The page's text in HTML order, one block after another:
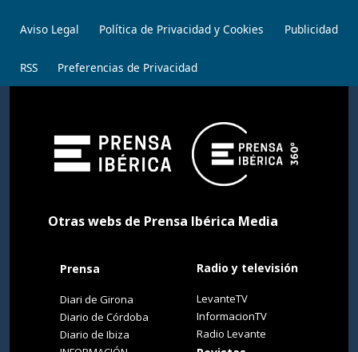
Aviso Legal Política de Privacidad y Cookies Publicidad
RSS Preferencias de Privacidad
Otras webs de Prensa Ibérica Media
Prensa
Diari de Girona
Diario de Córdoba
Diario de Ibiza
Radio y televisión
LevanteTV
InformacionTV
Radio Levante